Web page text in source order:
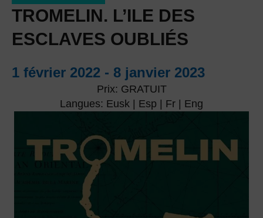
TROMELIN. L’ILE DES
ESCLAVES OUBLIÉS
1 février 2022 - 8 janvier 2023
Prix: GRATUIT
Langues: Eusk | Esp | Fr | Eng